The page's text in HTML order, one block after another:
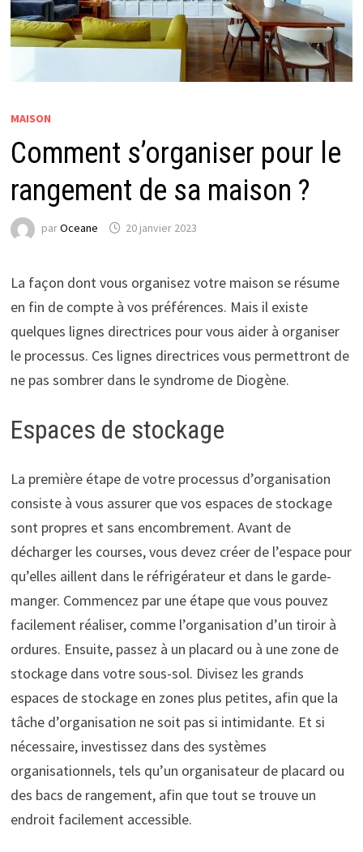
MAISON
Comment s’organiser pour le
rangement de sa maison ?
parOceane 20 janvier 2023
La façon dont vous organisez votre maison se résume
en fin de compte à vos préférences. Mais il existe
quelques lignes directrices pour vous aider à organiser
le processus. Ces lignes directrices vous permettront de
ne pas sombrer dans le syndrome de Diogène.
Espaces de stockage
La première étape de votre processus d’organisation
consiste à vous assurer que vos espaces de stockage
sont propres et sans encombrement. Avant de
décharger les courses, vous devez créer de l’espace pour
qu’elles aillent dans le réfrigérateur et dans le garde-
manger. Commencez par une étape que vous pouvez
facilement réaliser, comme l’organisation d’un tiroir à
ordures. Ensuite, passez à un placard ou à une zone de
stockage dans votre sous-sol. Divisez les grands
espaces de stockage en zones plus petites, afin que la
tâche d’organisation ne soit pas si intimidante. Et si
nécessaire, investissez dans des systèmes
organisationnels, tels qu’un organisateur de placard ou
des bacs de rangement, afin que tout se trouve un
endroit facilement accessible.